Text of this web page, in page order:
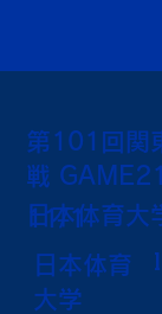
11/1
第101回関
戦 GAME21
日本体育大
日本体育
大学